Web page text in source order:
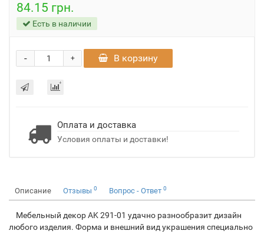
84.15 грн.
Есть в наличии
+
- В корзину
Оплата и доставка
Условия оплаты и доставки!
Описание Отзывы 0 Вопрос - Ответ 0
Мебельный декор AK 291-01 удачно разнообразит дизайн
любого изделия. Форма и внешний вид украшения специально